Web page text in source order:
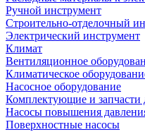
Ручной инструмент
Строительно-отделочный
Электрический инструмент
Климат
Вентиляционное
Климатическое
Насосное оборудование
Комплектующие и запчасти
Насосы повышения
Поверхностные насосы